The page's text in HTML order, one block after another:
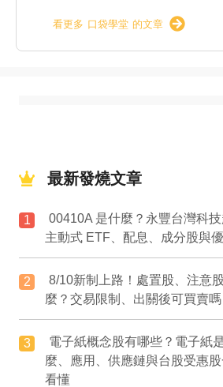
看更多 口袋學堂 的文章
最新發燒文章
1
00410A 是什麼？永豐台灣科
主動式 ETF、配息、成分股與
2
8/10新制上路！處置股、注意
麼？交易限制、出關後可買賣嗎
3
電子紙概念股有哪些？電子紙
麼、應用、供應鏈與台股受惠
看懂